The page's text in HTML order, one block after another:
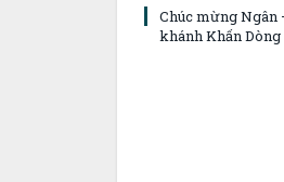
Chúc mừng Ngân
khánh Khấn Dòng